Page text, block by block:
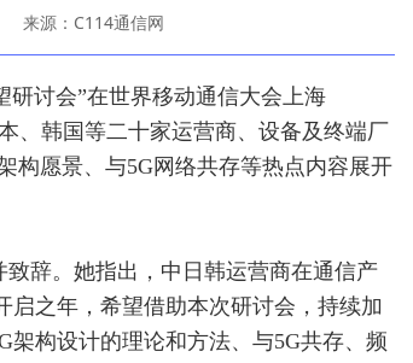
来源：C114通信网
研讨会”在世界移动通信大会上海
、韩国等二十家运营商、设备及终端厂
构愿景、与5G网络共存等热点内容展开
辞。她指出，中日韩运营商在通信产
启之年，希望借助本次研讨会，持续加
构设计的理论和方法、与5G共存、频